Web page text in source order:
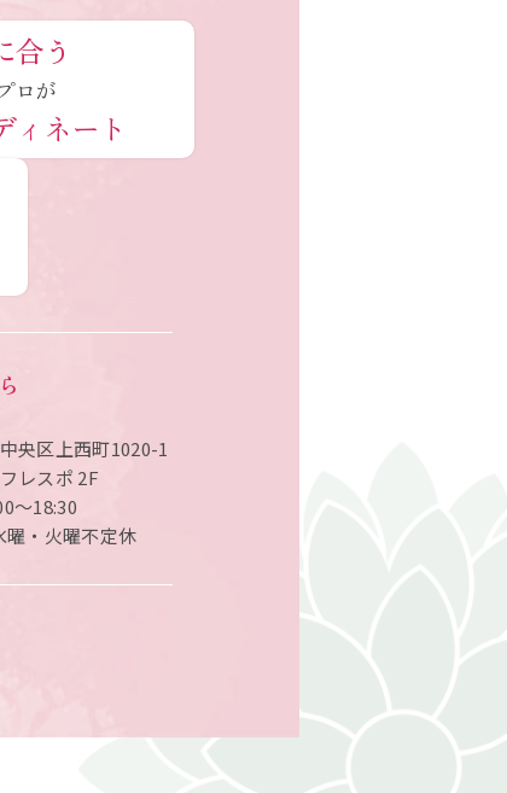
合う
ロが
ィネート
央区上西町1020-1
レスポ 2F
〜18:30
・火曜不定休